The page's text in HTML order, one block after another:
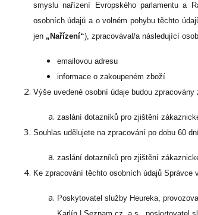
smyslu nařízení Evropského parlamentu a
osobních údajů a o volném pohybu těchto
jen „Nařízení“), zpracovával/a následující
emailovou adresu
informace o zakoupeném zboží
Výše uvedené osobní údaje budou zpracovány
zaslání dotazníků pro zjištění
Souhlas udělujete na zpracování po dobu 60
zaslání dotazníků pro zjištění
Ke zpracování těchto osobních údajů Správce
Poskytovatel služby Heureka,